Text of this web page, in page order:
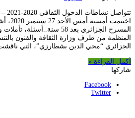
اختتمت
المسرح الجزائري بعد 58
المنظمة من طرف وزارة الثقافة والفنون
الجزائري “محي الدين بشطارزي”، التي
أكمل القراءة »
شاركها
Facebook
Twitter